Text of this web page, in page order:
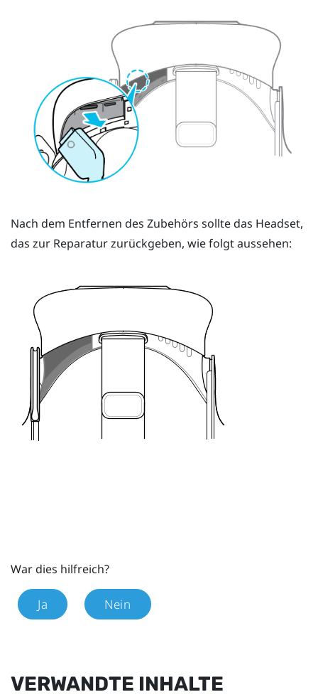
Nach dem Entfernen des Zubehörs sollte das Headset,
das zur Reparatur zurückgeben, wie folgt aussehen:
War dies hilfreich?
Ja Nein
VERWANDTE INHALTE